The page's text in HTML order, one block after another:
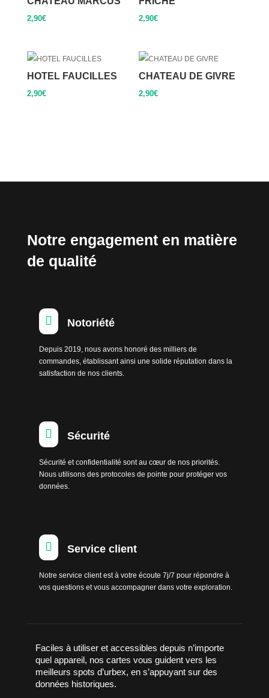
2,90€ 2,90€
HOTEL FAUCILLES
2,90€
CHATEAU DE GIVRE
2,90€
Notre engagement en matière
de qualité
 Notoriété
Depuis 2019, nous avons honoré des milliers de
commandes, établissant ainsi une solide réputation dans la
satisfaction de nos clients.
 Sécurité
Sécurité et confidentialité sont au cœur de nos priorités.
Nous utilisons des protocoles de pointe pour protéger vos
données.
 Service client
Notre service client est à votre écoute 7j/7 pour répondre à
vos questions et vous accompagner dans votre exploration.
Faciles à utiliser et accessibles depuis n’importe
quel appareil, nos cartes vous guident vers les
meilleurs spots d’urbex, en s’appuyant sur des
données historiques.